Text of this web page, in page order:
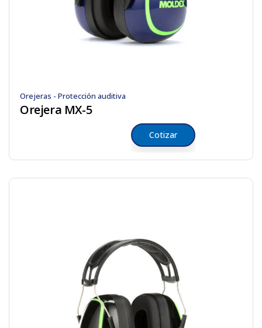
Orejeras - Protección auditiva
Orejera MX-5
Cotizar